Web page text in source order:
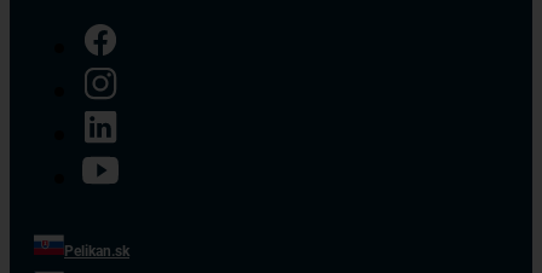
a napínavom zápase
napokon tesne zdolal tím
TUI. Na treťom mieste
skončil SATUR. Pelikán…
Pelikan.sk